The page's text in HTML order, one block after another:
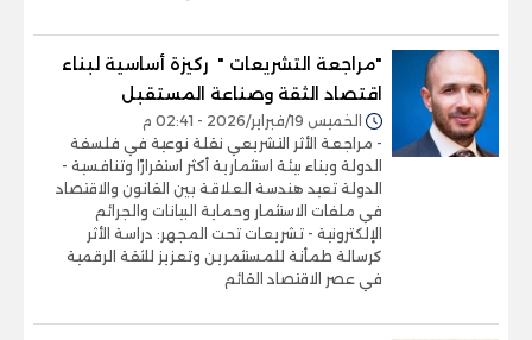
"مراجعة التشريعات " ركيزة أساسية لبناء
اقتصاد الثقة وصناعة المستقبل
الخميس 19/فبراير/2026 - 02:41 م
- مراجعة الأثر التشريعي نقلة نوعية في فلسفة
الدولة وبناء بيئة استثمارية أكثر استقرارًا وتنافسية -
الدولة تعيد هندسة العلاقة بين القانون والاقتصاد
في ملفات الاستثمار وحماية البيانات والجرائم
الإلكترونية - تشريعات تحت المجهر: دراسة الأثر
كرسالة طمأنة للمستثمرين وتعزيز للثقة الرقمية
في عصر الاقتصاد القائم